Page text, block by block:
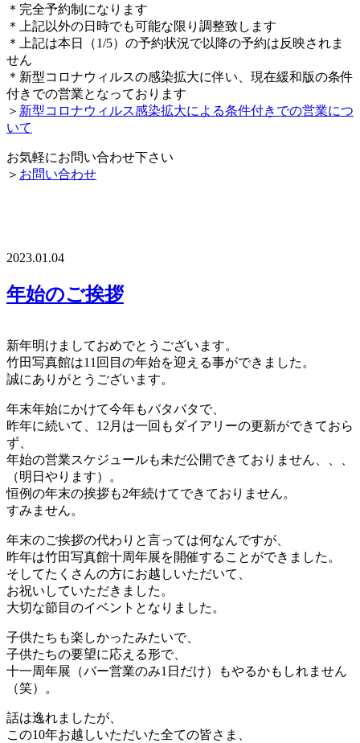
＊完全予約制になります
＊上記以外の日時でも可能な限り調整致します
＊上記は本日（1/5）の予約状況で以降の予約は反映されま
せん
＊新型コロナウィルスの感染拡大に伴い、現在緩和版の条件
付きでの営業となっております
＞ 新型コロナウィルス感染拡大による条件付きでの営業につ
いて
お気軽にお問い合わせ下さい
＞ お問い合わせ
2023.01.04
年始のご挨拶
新年明けましておめでとうございます。
竹田写真館は11回目の年始を迎える事ができました。
誠にありがとうございます。
年末年始にかけて今年もバタバタで、
昨年に続いて、12月は一回もダイアリーの更新ができておら
ず、
年始の営業スケジュールも未だ公開できておりません、、、
（明日やります）。
恒例の年末の挨拶も2年続けてできておりません。
すみません。
年末のご挨拶の代わりと言っては何なんですが、
昨年は竹田写真館十周年展を開催することができました。
そしてたくさんの方にお越しいただいて、
お祝いしていただきました。
大切な節目のイベントとなりました。
子供たちも楽しかったみたいで、
子供たちの要望に応える形で、
十一周年展（バー営業のみ1日だけ）もやるかもしれません
（笑）。
話は逸れましたが、
この10年お越しいただいた全ての皆さま、